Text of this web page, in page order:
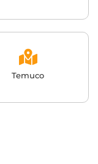
Temuco